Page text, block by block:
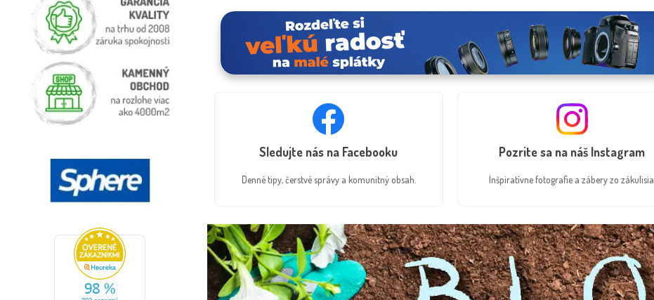
Sledujte nás na Facebooku
Denné tipy, čerstvé správy a komunitný obsah.
Pozrite sa na náš Instagram
Inšpiratívne fotografie a zábery zo zákulisia.